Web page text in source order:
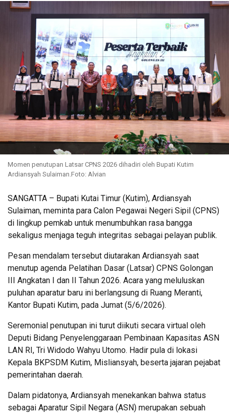
Momen penutupan Latsar CPNS 2026 dihadiri oleh Bupati Kutim
Ardiansyah Sulaiman.Foto: Alvian
SANGATTA – Bupati Kutai Timur (Kutim), Ardiansyah
Sulaiman, meminta para Calon Pegawai Negeri Sipil (CPNS)
di lingkup pemkab untuk menumbuhkan rasa bangga
sekaligus menjaga teguh integritas sebagai pelayan publik.
Pesan mendalam tersebut diutarakan Ardiansyah saat
menutup agenda Pelatihan Dasar (Latsar) CPNS Golongan
III Angkatan I dan II Tahun 2026. Acara yang meluluskan
puluhan aparatur baru ini berlangsung di Ruang Meranti,
Kantor Bupati Kutim, pada Jumat (5/6/2026).
Seremonial penutupan ini turut diikuti secara virtual oleh
Deputi Bidang Penyelenggaraan Pembinaan Kapasitas ASN
LAN RI, Tri Widodo Wahyu Utomo. Hadir pula di lokasi
Kepala BKPSDM Kutim, Misliansyah, beserta jajaran pejabat
pemerintahan daerah.
Dalam pidatonya, Ardiansyah menekankan bahwa status
sebagai Aparatur Sipil Negara (ASN) merupakan sebuah